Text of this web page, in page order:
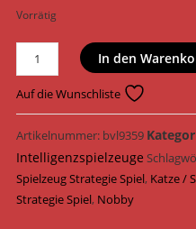
Vorrätig
Nobby
Hundespielzeug
Activity
Brain
Board
Circle
Strategie
Spiel
In den
Auf die Wunschliste
Artikelnummer: bvl9359
Intelligenzspielzeuge
Spielzeug Strategie Spiel, Katze /
Strategie Spiel, Nobby